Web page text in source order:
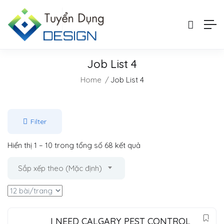
Job List 4
Home Job List 4
Filter
Hiển thị 1 – 10 trong tổng số 68 kết quả
Sắp xếp theo (Mặc định)
I NEED CALGARY PEST CONTROL